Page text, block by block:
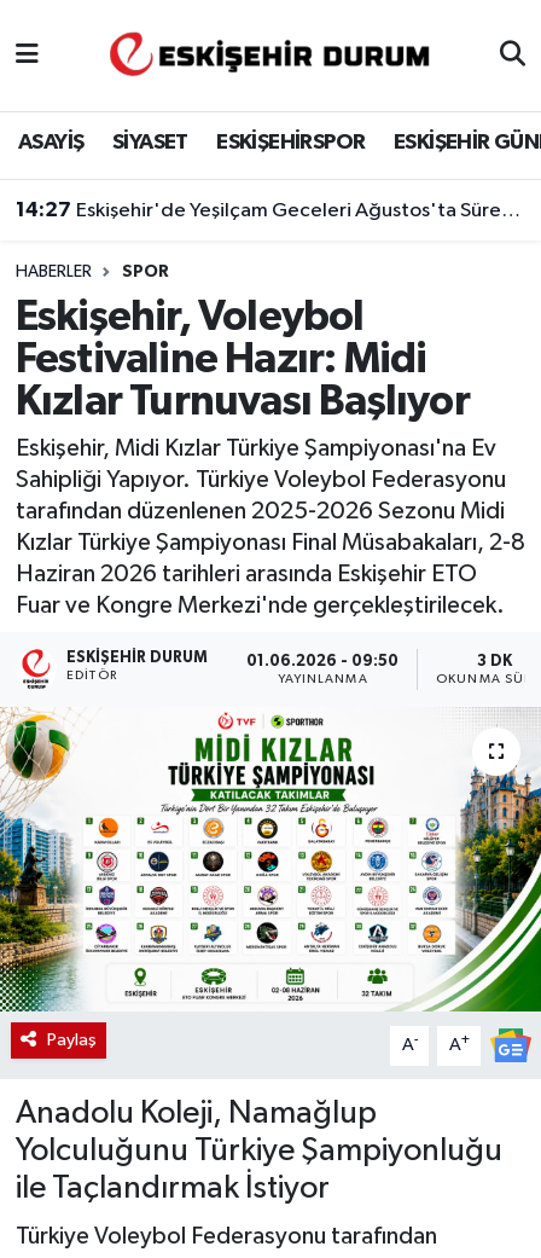
ASAYİŞ SİYASET ESKİŞEHİRSPOR ESKİŞEHİR
14:27 Eskişehir'de Yeşilçam Geceleri Ağustos'ta Sürecek
HABERLER SPOR
Eskişehir, Voleybol
Festivaline Hazır: Midi
Kızlar Turnuvası Başlıyor
Eskişehir, Midi Kızlar Türkiye Şampiyonası'na Ev
Sahipliği Yapıyor. Türkiye Voleybol Federasyonu
tarafından düzenlenen 2025-2026 Sezonu Midi
Kızlar Türkiye Şampiyonası Final Müsabakaları, 2-8
Haziran 2026 tarihleri arasında Eskişehir ETO
Fuar ve Kongre Merkezi'nde gerçekleştirilecek.
ESKIŞEHIR DURUM
EDITÖR
01.06.2026 - 09:50
YAYINLANMA
3 DK
OKUNMA
Paylaş A- A+
Anadolu Koleji, Namağlup
Yolculuğunu Türkiye Şampiyonluğu
ile Taçlandırmak İstiyor
Türkiye Voleybol Federasyonu tarafından
Eskişehir Hava Durumu
Eskişehir Namaz Vakitleri
Eskişehir Trafik Yoğunluk Haritası
Süper Lig Puan Durumu ve Fikstür
Tüm Manşetler
Son Dakika Haberleri
Haber Arşivi